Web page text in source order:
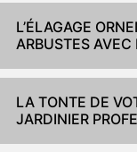
L’ÉLAGAGE
ARBUSTES AVEC
LA TONTE DE
JARDINIER